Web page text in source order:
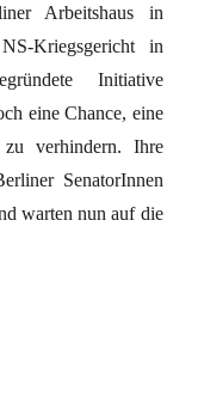
Arbeitshaus in
Kriegsgericht in
Initiative
eine Chance, eine
verhindern. Ihre
SenatorInnen
warten nun auf die